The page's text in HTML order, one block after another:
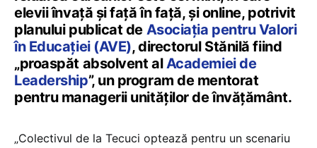
elevii învață și față în față, și online, potrivit
planului publicat de Asociația pentru Valori
în Educației (AVE), directorul Stănilă fiind
„proaspăt absolvent alAcademiei de
Leadership”, un program de mentorat
pentru managerii unităților de învățământ.
„Colectivul de la Tecuci optează pentru un scenariu